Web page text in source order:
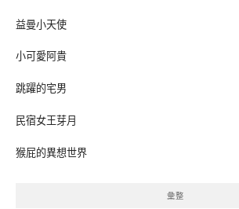
益曼小天使
小可愛阿貴
跳躍的宅男
民宿女王芽月
猴屁的異想世界
彙整